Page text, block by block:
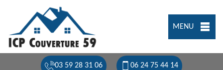
MENU
03 59 28 31 06 06 24 75 44 14